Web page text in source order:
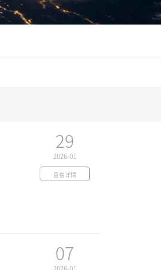
29
2026-01
查看详情
07